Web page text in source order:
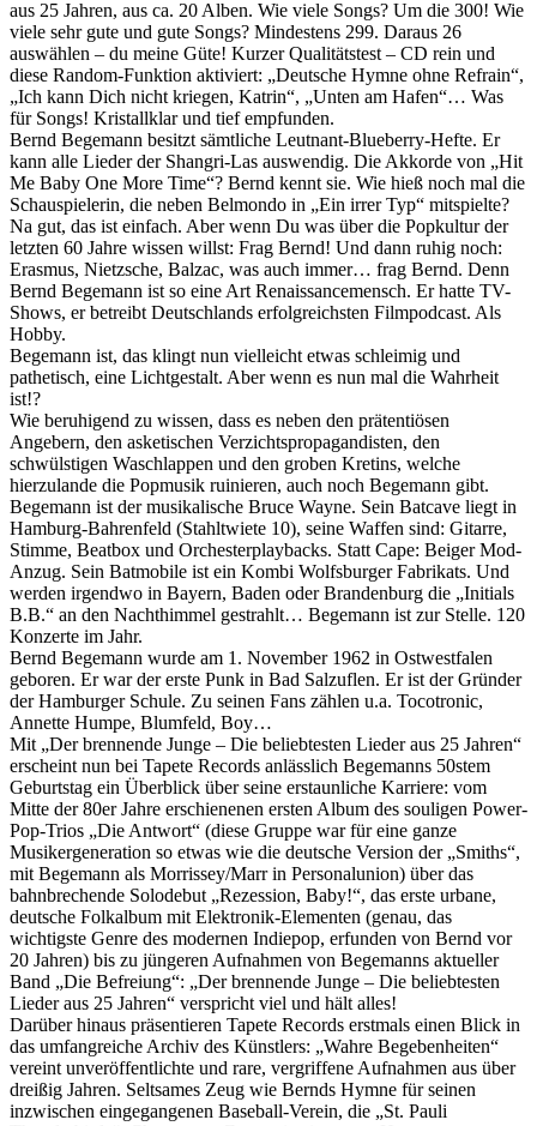
aus 25 Jahren, aus ca. 20 Alben. Wie viele Songs? Um die 300! Wie
viele sehr gute und gute Songs? Mindestens 299. Daraus 26
auswählen – du meine Güte! Kurzer Qualitätstest – CD rein und
diese Random-Funktion aktiviert: „Deutsche Hymne ohne Refrain“,
„Ich kann Dich nicht kriegen, Katrin“, „Unten am Hafen“… Was
für Songs! Kristallklar und tief empfunden.
Bernd Begemann besitzt sämtliche Leutnant-Blueberry-Hefte. Er
kann alle Lieder der Shangri-Las auswendig. Die Akkorde von „Hit
Me Baby One More Time“? Bernd kennt sie. Wie hieß noch mal die
Schauspielerin, die neben Belmondo in „Ein irrer Typ“ mitspielte?
Na gut, das ist einfach. Aber wenn Du was über die Popkultur der
letzten 60 Jahre wissen willst: Frag Bernd! Und dann ruhig noch:
Erasmus, Nietzsche, Balzac, was auch immer… frag Bernd. Denn
Bernd Begemann ist so eine Art Renaissancemensch. Er hatte TV-
Shows, er betreibt Deutschlands erfolgreichsten Filmpodcast. Als
Hobby.
Begemann ist, das klingt nun vielleicht etwas schleimig und
pathetisch, eine Lichtgestalt. Aber wenn es nun mal die Wahrheit
ist!?
Wie beruhigend zu wissen, dass es neben den prätentiösen
Angebern, den asketischen Verzichtspropagandisten, den
schwülstigen Waschlappen und den groben Kretins, welche
hierzulande die Popmusik ruinieren, auch noch Begemann gibt.
Begemann ist der musikalische Bruce Wayne. Sein Batcave liegt in
Hamburg-Bahrenfeld (Stahltwiete 10), seine Waffen sind: Gitarre,
Stimme, Beatbox und Orchesterplaybacks. Statt Cape: Beiger Mod-
Anzug. Sein Batmobile ist ein Kombi Wolfsburger Fabrikats. Und
werden irgendwo in Bayern, Baden oder Brandenburg die „Initials
B.B.“ an den Nachthimmel gestrahlt… Begemann ist zur Stelle. 120
Konzerte im Jahr.
Bernd Begemann wurde am 1. November 1962 in Ostwestfalen
geboren. Er war der erste Punk in Bad Salzuflen. Er ist der Gründer
der Hamburger Schule. Zu seinen Fans zählen u.a. Tocotronic,
Annette Humpe, Blumfeld, Boy…
Mit „Der brennende Junge – Die beliebtesten Lieder aus 25 Jahren“
erscheint nun bei Tapete Records anlässlich Begemanns 50stem
Geburtstag ein Überblick über seine erstaunliche Karriere: vom
Mitte der 80er Jahre erschienenen ersten Album des souligen Power-
Pop-Trios „Die Antwort“ (diese Gruppe war für eine ganze
Musikergeneration so etwas wie die deutsche Version der „Smiths“,
mit Begemann als Morrissey/Marr in Personalunion) über das
bahnbrechende Solodebut „Rezession, Baby!“, das erste urbane,
deutsche Folkalbum mit Elektronik-Elementen (genau, das
wichtigste Genre des modernen Indiepop, erfunden von Bernd vor
20 Jahren) bis zu jüngeren Aufnahmen von Begemanns aktueller
Band „Die Befreiung“: „Der brennende Junge – Die beliebtesten
Lieder aus 25 Jahren“ verspricht viel und hält alles!
Darüber hinaus präsentieren Tapete Records erstmals einen Blick in
das umfangreiche Archiv des Künstlers: „Wahre Begebenheiten“
vereint unveröffentlichte und rare, vergriffene Aufnahmen aus über
dreißig Jahren. Seltsames Zeug wie Bernds Hymne für seinen
inzwischen eingegangenen Baseball-Verein, die „St. Pauli